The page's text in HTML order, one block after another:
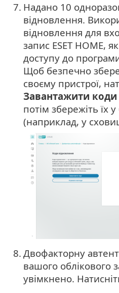
7. Надано 10
відновлення.
відновлення для
запис ESET HOME,
доступу до
Щоб безпечно
своєму пристрої,
Завантажити
потім збережіть їх
(наприклад, у
8. Двофакторну
вашого облікового
увімкнено.